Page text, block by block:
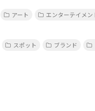
アート エンターテイメン
スポット ブランド